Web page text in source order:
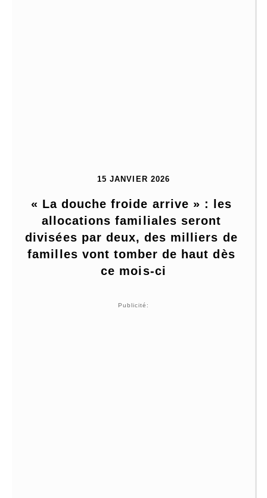
15 JANVIER 2026
« La douche froide arrive » : les
allocations familiales seront
divisées par deux, des milliers de
familles vont tomber de haut dès
ce mois-ci
Publicité: